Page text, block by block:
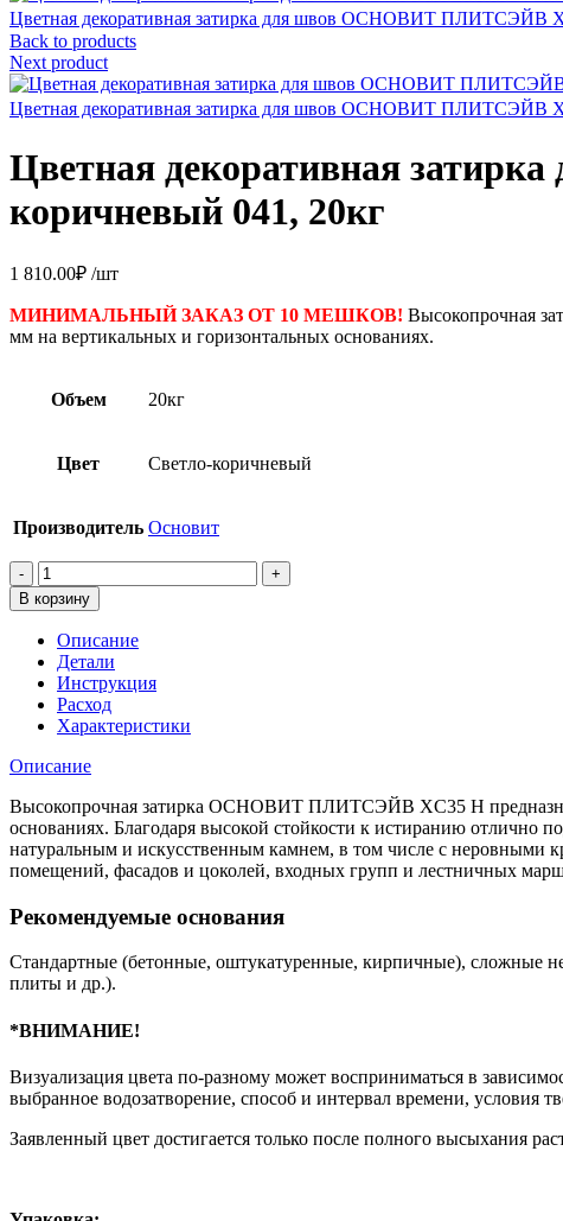
Цветная декоративная затирка для швов ОСНОВИТ ПЛИТСЭЙВ
Back to products
Next product
Цветная декоративная затирка для швов ОСНОВИТ ПЛИТСЭЙВ
Цветная декоративная
коричневый 041, 20кг
1 810.00₽ /шт
МИНИМАЛЬНЫЙ ЗАКАЗ ОТ 10 МЕШКОВ! Высокопрочная
мм на вертикальных и горизонтальных основаниях.
Объем 20кг
Цвет Светло-коричневый
Производитель Основит
Количество
товара
Цветная
декоративная
затирка
для
швов
ОСНОВИТ
ПЛИТСЭЙВ
XC35
Светло-
коричневый
041,
20кг
В корзину
Описание
Детали
Инструкция
Расход
Характеристики
Описание
Высокопрочная затирка ОСНОВИТ ПЛИТСЭЙВ XC35 Н
основаниях. Благодаря высокой стойкости к истиранию отлично
натуральным и искусственным камнем, в том числе с неровными
помещений, фасадов и цоколей, входных групп и лестничных
Рекомендуемые основания
Стандартные (бетонные, оштукатуренные, кирпичные), сложные
плиты и др.).
*ВНИМАНИЕ!
Визуализация цвета по-разному может восприниматься в
выбранное водозатворение, способ и интервал времени, условия
Заявленный цвет достигается только после полного высыхания